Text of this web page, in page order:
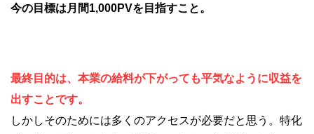
今の目標は月間1,000PVを目指すこと。
最終目的は、本業の給料が下がっても平気なように収益を
出すことです。
しかしそのためには多くのアクセスが必要だと思う。特化